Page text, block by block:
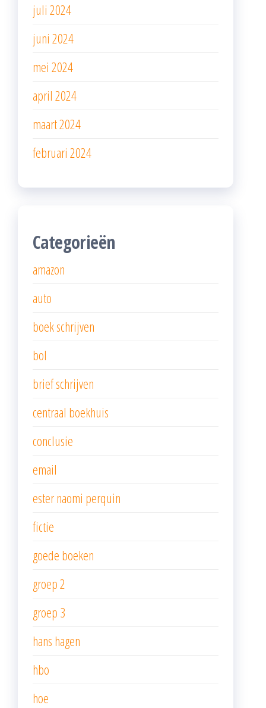
juli 2024
juni 2024
mei 2024
april 2024
maart 2024
februari 2024
Categorieën
amazon
auto
boek schrijven
bol
brief schrijven
centraal boekhuis
conclusie
email
ester naomi perquin
fictie
goede boeken
groep 2
groep 3
hans hagen
hbo
hoe